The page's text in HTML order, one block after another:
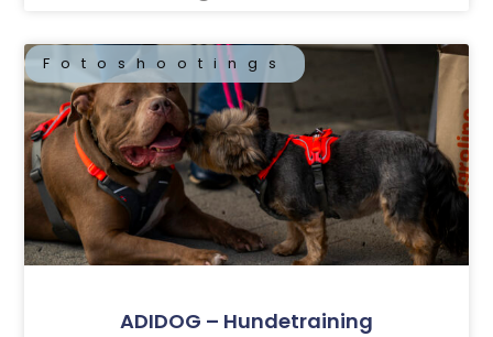
Fotoshootings
ADIDOG – Hundetraining